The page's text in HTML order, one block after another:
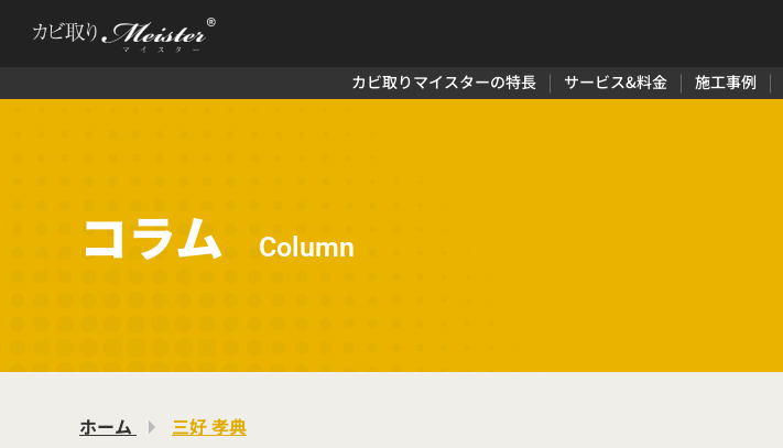
カビ取りマイスターの特長 サービス&料金 施工事例
コラム Column
ホーム 三好 孝典